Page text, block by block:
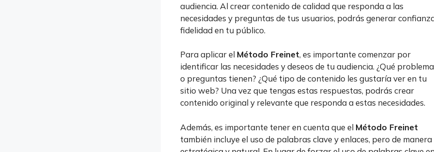
audiencia. Al crear contenido de calidad que responda a las
necesidades y preguntas de tus usuarios, podrás generar
fidelidad en tu público.
Para aplicar el Método Freinet, es importante comenzar por
identificar las necesidades y deseos de tu audiencia. ¿Qué
o preguntas tienen? ¿Qué tipo de contenido les gustaría ver en tu
sitio web? Una vez que tengas estas respuestas, podrás crear
contenido original y relevante que responda a estas necesidades.
Además, es importante tener en cuenta que el Método Freinet
también incluye el uso de palabras clave y enlaces, pero de manera